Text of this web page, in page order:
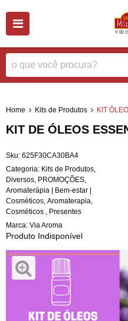
Home Kits de Produtos KIT
KIT DE ÓLEOS
Sku: 625F30CA30BA4
Categoria: Kits de Produtos
Diversos PROMOÇÕES
Aromaterápia | Bem-estar |
Cosméticos Aromaterapia
Cosméticos
Presentes
Marca: Via Aroma
Produto Indisponível